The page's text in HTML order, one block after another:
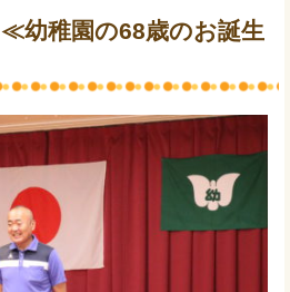
≪幼稚園の68歳のお誕生